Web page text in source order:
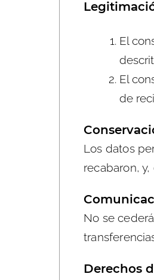
El
El
de
Los datos
recabaron,
No se
Derechos